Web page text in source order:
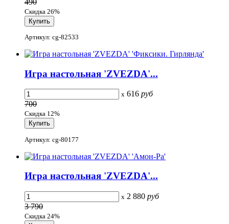
Скидка 26%
Артикул: cg-82533
Игра настольная 'ZVEZDA'...
x 616 руб
700
Скидка 12%
Артикул: cg-80177
Игра настольная 'ZVEZDA'...
x 2 880 руб
3 790
Скидка 24%